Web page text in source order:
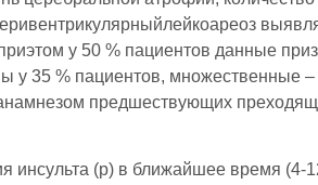
у 50 % пациентов данные
35 % пациентов, множественные –
предшествующих
инсульта (p) в ближайшее время (4-